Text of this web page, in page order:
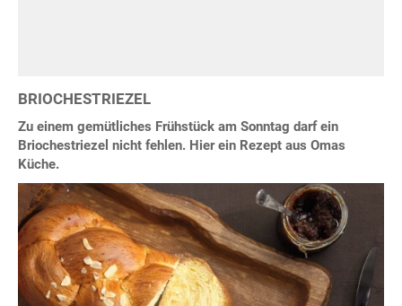
BRIOCHESTRIEZEL
Zu einem gemütliches Frühstück am Sonntag darf ein
Briochestriezel nicht fehlen. Hier ein Rezept aus Omas
Küche.